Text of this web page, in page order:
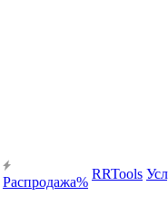
Распродажа%
RRTools